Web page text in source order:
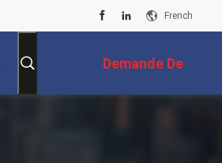
French
Demande De
Soumission